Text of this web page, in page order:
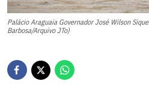
Palácio Araguaia Governador José Wilson
Barbosa/Arquivo JTo)